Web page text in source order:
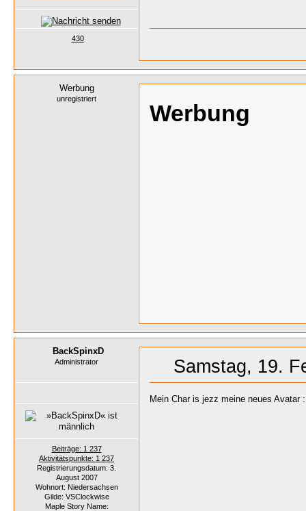
430
Werbung
unregistriert
Werbung
BackSpinxD
Administrator
Beiträge: 1 237
Aktivitätspunkte: 1 237
Registrierungsdatum: 3.
August 2007
Wohnort: Niedersachsen
Gilde: VSClockwise
Maple Story Name:
Samstag, 19.
Mein Char is jezz meine neues Avatar